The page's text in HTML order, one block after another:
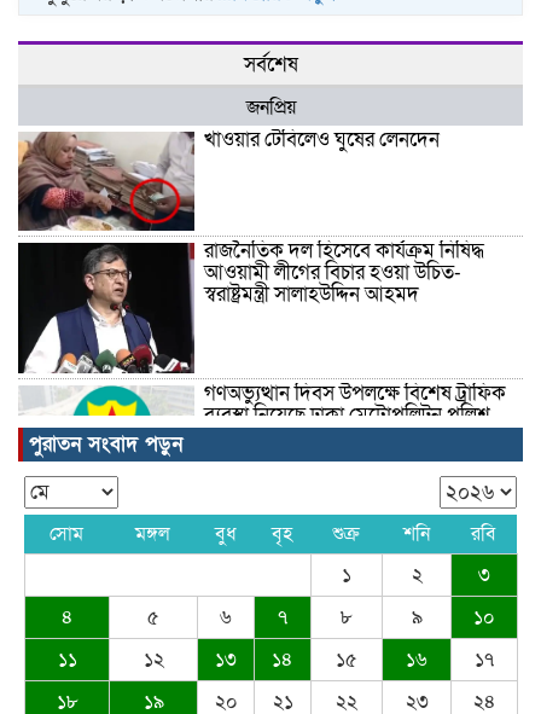
সর্বশেষ
জনপ্রিয়
খাওয়ার টেবিলেও ঘুষের লেনদেন
রাজনৈতিক দল হিসেবে কার্যক্রম নিষিদ্ধ
আওয়ামী লীগের বিচার হওয়া উচিত-
স্বরাষ্ট্রমন্ত্রী সালাহউদ্দিন আহমদ
গণঅভ্যুত্থান দিবস উপলক্ষে বিশেষ ট্রাফিক
ব্যবস্থা নিয়েছে ঢাকা মেট্রোপলিটন পুলিশ
ইতিহাসের সর্বোচ্চ প্রাইজমানি
পুরাতন সংবাদ পড়ুন
সোম মঙ্গল বুধ বৃহ শুক্র শনি
রবি
১
২
৩
৪
৫ ৬ ৭ ৮ ৯
১০
১১
১২ ১৩ ১৪ ১৫ ১৬
১৭
১৮
১৯ ২০ ২১ ২২ ২৩ ২৪